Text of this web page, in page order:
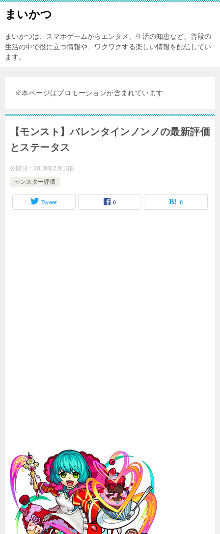
まいかつ
まいかつは、スマホゲームからエンタメ、生活の知恵など、普段の
生活の中で役に立つ情報や、ワクワクする楽しい情報を配信してい
ます。
※本ページはプロモーションが含まれています
【モンスト】バレンタインノンノの最新評価
とステータス
公開日： 2018年2月13日
モンスター評価
Tweet 0 0